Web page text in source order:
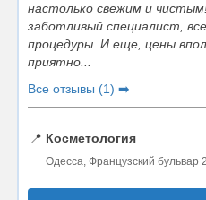
настолько свежим и
заботливый специалист,
процедуры. И еще, цены
приятно...
Все отзывы (1) ➡️
📍 Косметология
Одесса, Французский бульвар